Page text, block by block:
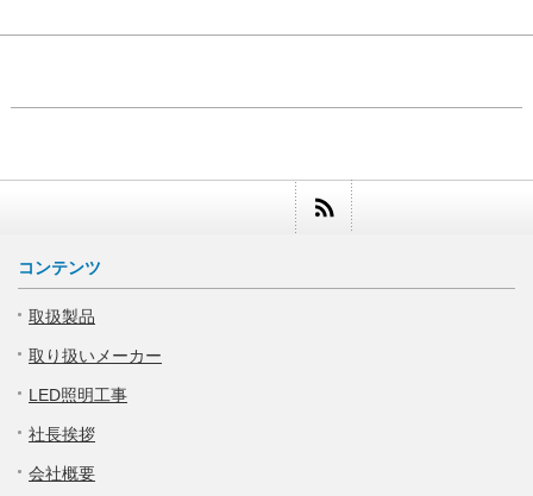
コンテンツ
取扱製品
取り扱いメーカー
LED照明工事
社長挨拶
会社概要